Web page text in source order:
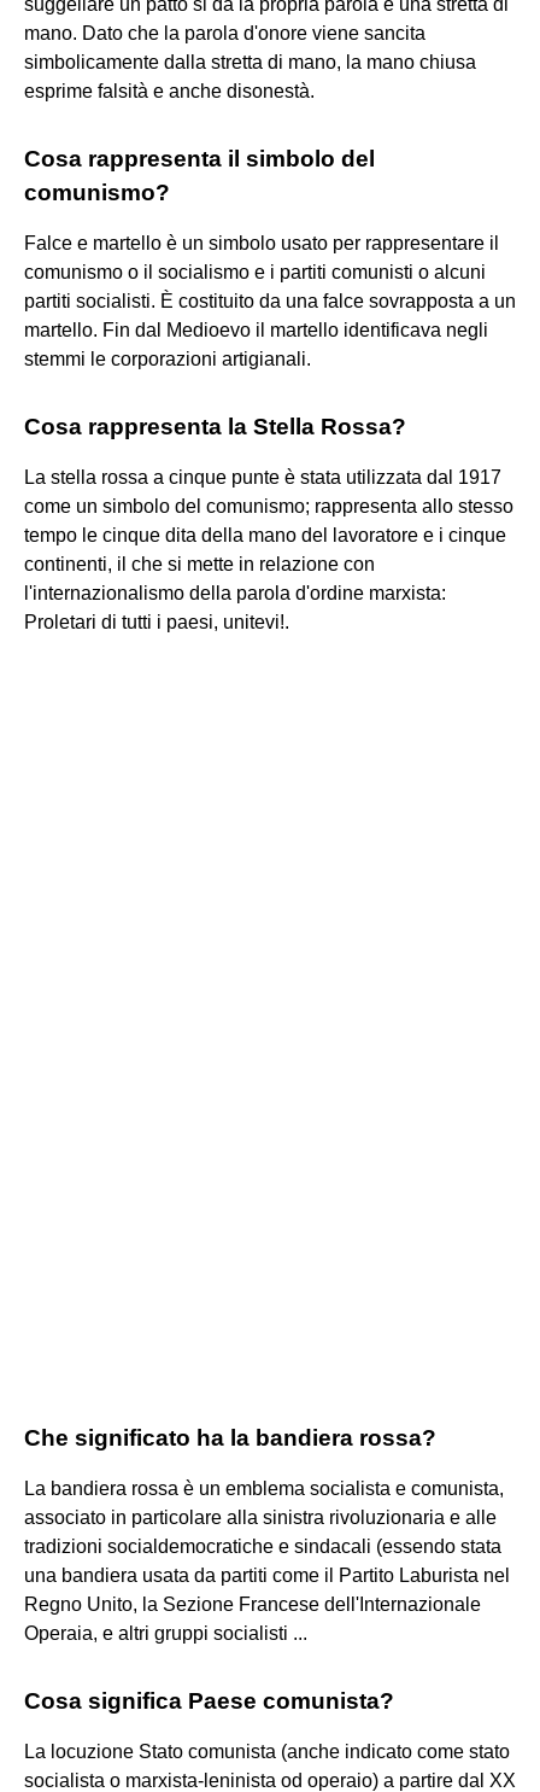
mano. Dato che la parola d'onore viene sancita
simbolicamente dalla stretta di mano, la mano chiusa
esprime falsità e anche disonestà.
Cosa rappresenta il simbolo del
comunismo?
Falce e martello è un simbolo usato per rappresentare il
comunismo o il socialismo e i partiti comunisti o alcuni
partiti socialisti. È costituito da una falce sovrapposta a un
martello. Fin dal Medioevo il martello identificava negli
stemmi le corporazioni artigianali.
Cosa rappresenta la Stella Rossa?
La stella rossa a cinque punte è stata utilizzata dal 1917
come un simbolo del comunismo; rappresenta allo stesso
tempo le cinque dita della mano del lavoratore e i cinque
continenti, il che si mette in relazione con
l'internazionalismo della parola d'ordine marxista:
Proletari di tutti i paesi, unitevi!.
Che significato ha la bandiera rossa?
La bandiera rossa è un emblema socialista e comunista,
associato in particolare alla sinistra rivoluzionaria e alle
tradizioni socialdemocratiche e sindacali (essendo stata
una bandiera usata da partiti come il Partito Laburista nel
Regno Unito, la Sezione Francese dell'Internazionale
Operaia, e altri gruppi socialisti ...
Cosa significa Paese comunista?
La locuzione Stato comunista (anche indicato come stato
socialista o marxista-leninista od operaio) a partire dal XX